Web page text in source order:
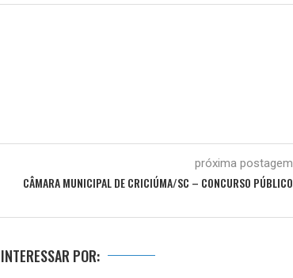
próxima postagem
CÂMARA MUNICIPAL DE CRICIÚMA/SC – CONCURSO PÚBLICO
POR: